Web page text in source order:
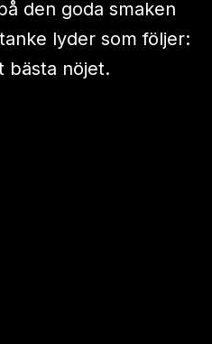
den goda smaken
lyder som följer:
bästa nöjet.